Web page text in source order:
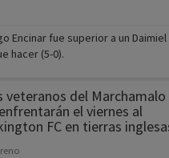
Encinar fue superior a un Daimiel
hacer (5-0).
veteranos del Marchamalo
el viernes al
FC en tierras